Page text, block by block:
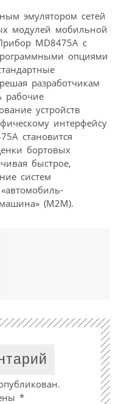
эмулятором сетей
модулей мобильной
MD8475A с
опциями
разработчикам
рабочие
устройств
интерфейсу
становится
бортовых
быстрое,
систем
(M2M).
*